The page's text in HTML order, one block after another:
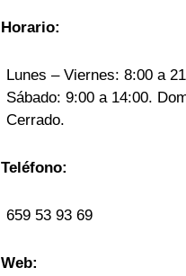
Horario:
Lunes – Viernes: 8:00 a
Sábado: 9:00 a 14:00.
Cerrado.
Teléfono:
659 53 93 69
Web: